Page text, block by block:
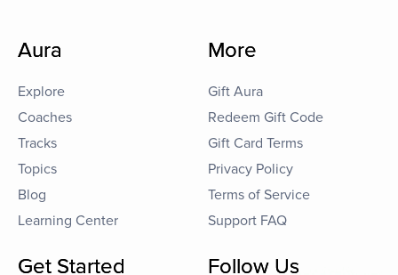
Aura
Explore
Coaches
Tracks
Topics
Blog
Learning Center
More
Gift Aura
Redeem Gift Code
Gift Card Terms
Privacy Policy
Terms of Service
Support FAQ
Get Started Follow Us